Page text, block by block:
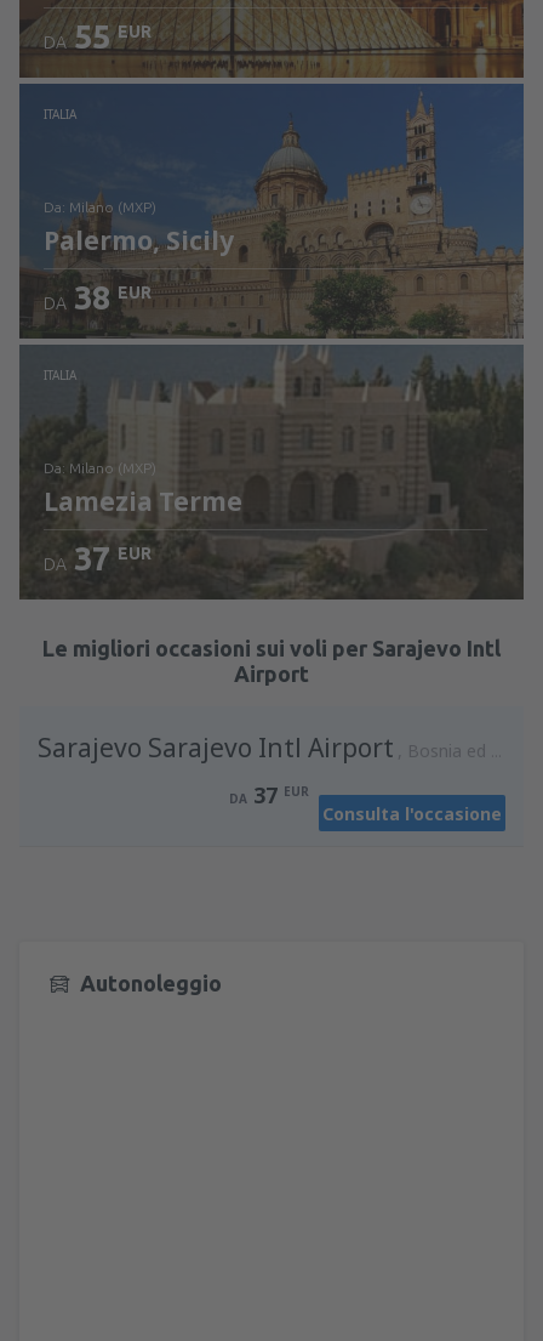
Vedi i dettagli
DA 55 EUR
ITALIA
da: Milano (MXP)
Palermo, Sicily
Vedi i dettagli
DA 38 EUR
ITALIA
da: Milano (MXP)
Lamezia Terme
Vedi i dettagli
DA 37 EUR
Le migliori occasioni sui voli per Sarajevo Intl
Airport
Sarajevo Sarajevo Intl Airport Bosnia ed Erzegovina
DA 37 EUR
Consulta l'occasione
Autonoleggio